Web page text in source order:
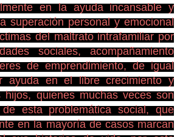
en la ayuda incansable y
superación personal y emocional
del maltrato intrafamiliar por
sociales, acompañamiento
de emprendimiento, de igual
ayuda en el libre crecimiento y
hijos, quienes muchas veces son
esta problemática social, que
en la mayoría de casos marcan